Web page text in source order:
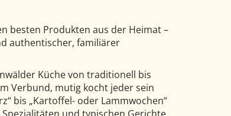
besten Produkten aus der Heimat –
authentischer, familiärer
Küche von traditionell bis
Verbund, mutig kocht jeder sein
bis „Kartoffel- oder Lammwochen“